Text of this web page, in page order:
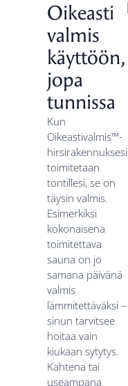
Oikeasti
valmis
käyttöön,
jopa
tunnissa
Kun
Oikeastivalmis™-
hirsirakennuksesi
toimitetaan
tontillesi, se on
täysin valmis.
Esimerkiksi
kokonaisena
toimitettava
sauna on jo
samana päivänä
valmis
lämmitettäväksi –
sinun tarvitsee
hoitaa vain
kiukaan sytytys.
Kahtena tai
useampana